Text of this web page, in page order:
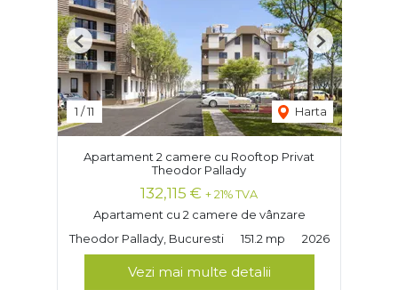
1 /11 Harta
Previous Next
Apartament 2 camere cu Rooftop Privat
Theodor Pallady
132,115 € + 21% TVA
Apartament cu 2 camere de vânzare
Theodor Pallady, Bucuresti
151.2 mp 2026
Vezi mai multe detalii